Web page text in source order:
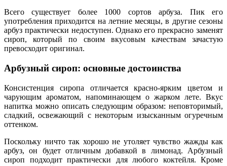
Всего существует более 1000 сортов арбуза. Пик его
употребления приходится на летние месяцы, в другие сезоны
арбуз практически недоступен. Однако его прекрасно заменят
сироп, который по своим вкусовым качествам зачастую
превосходит оригинал.
Арбузный сироп: основные достоинства
Консистенция сиропа отличается красно-ярким цветом и
чарующим ароматом, напоминающем о жарком лете. Вкус
напитка можно описать следующим образом: неповторимый,
сладкий, освежающий с некоторым изысканным огуречным
оттенком.
Поскольку ничто так хорошо не утоляет чувство жажды как
арбуз, он будет отличным добавкой в лимонад. Арбузный
сироп подходит практически для любого коктейля. Кроме